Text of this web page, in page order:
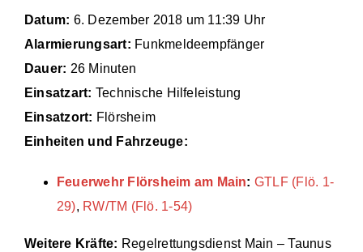
Technik
Datum: 6. Dezember 2018 um 11:39 Uhr
Alarmierungsart: Funkmeldeempfänger
Dauer: 26 Minuten
Einsatzart: Technische Hilfeleistung
Einsatzort: Flörsheim
Einheiten und Fahrzeuge:
Feuerwehr Flörsheim am Main: GTLF (Flö. 1-
29), RW/TM (Flö. 1-54)
Weitere Kräfte: Regelrettungsdienst Main – Taunus